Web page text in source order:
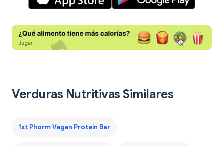
Verduras Nutritivas Similares
1st Phorm Vegan Protein Bar